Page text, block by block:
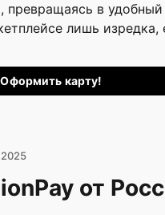
превращаясь в
лишь
Оформить карту!
от